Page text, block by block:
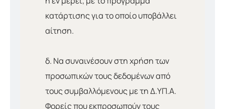
κατάρτισης για το οποίο υποβάλλει
αίτηση.
δ. Να συναινέσουν στη χρήση των
προσωπικών τους δεδομένων από
τους συμβαλλόμενους με τη Δ.ΥΠ.Α.
Φορείς που εκπροσωπούν τους